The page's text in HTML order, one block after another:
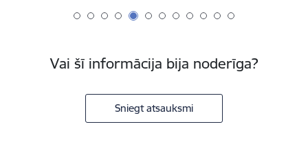
Vai šī informācija bija noderīga?
Sniegt atsauksmi